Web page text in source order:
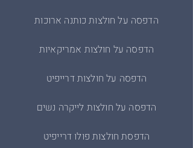
הדפסה על חולצות כותנה ארוכות
הדפסה על חולצות אמריקאיות
הדפסה על חולצות דרייפיט
הדפסה על חולצות לייקרה נשים
הדפסת חולצות פולו דרייפיט